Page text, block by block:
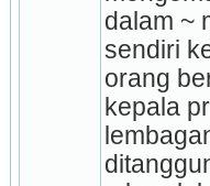
dalam ~
sendiri
orang
kepala